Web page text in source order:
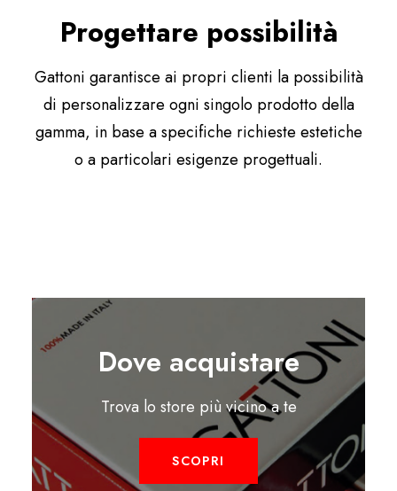
Progettare possibilità
Gattoni garantisce ai propri clienti la possibilità
di personalizzare ogni singolo prodotto della
gamma, in base a specifiche richieste estetiche
o a particolari esigenze progettuali.
Dove acquistare
Trova lo store più vicino a te
SCOPRI